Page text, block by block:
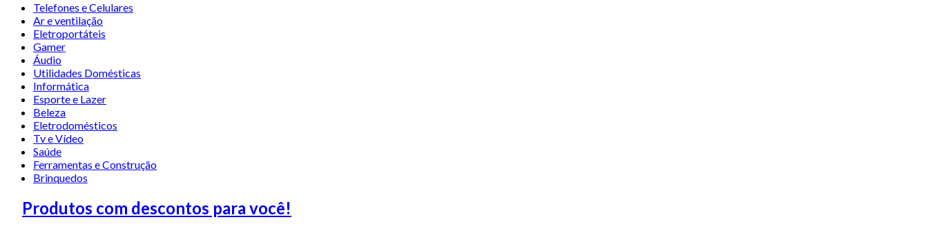
Telefones e Celulares
Ar e ventilação
Eletroportáteis
Gamer
Áudio
Utilidades Domésticas
Informática
Esporte e Lazer
Beleza
Eletrodomésticos
Tv e Vídeo
Saúde
Ferramentas e Construção
Brinquedos
Produtos com descontos para você!